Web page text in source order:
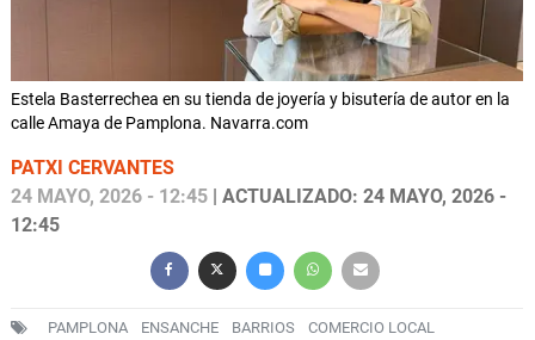
Estela Basterrechea en su tienda de joyería y bisutería de autor en la
calle Amaya de Pamplona. Navarra.com
PATXI CERVANTES
24 MAYO, 2026 - 12:45 | ACTUALIZADO: 24 MAYO, 2026 -
12:45
PAMPLONA ENSANCHE BARRIOS COMERCIO LOCAL